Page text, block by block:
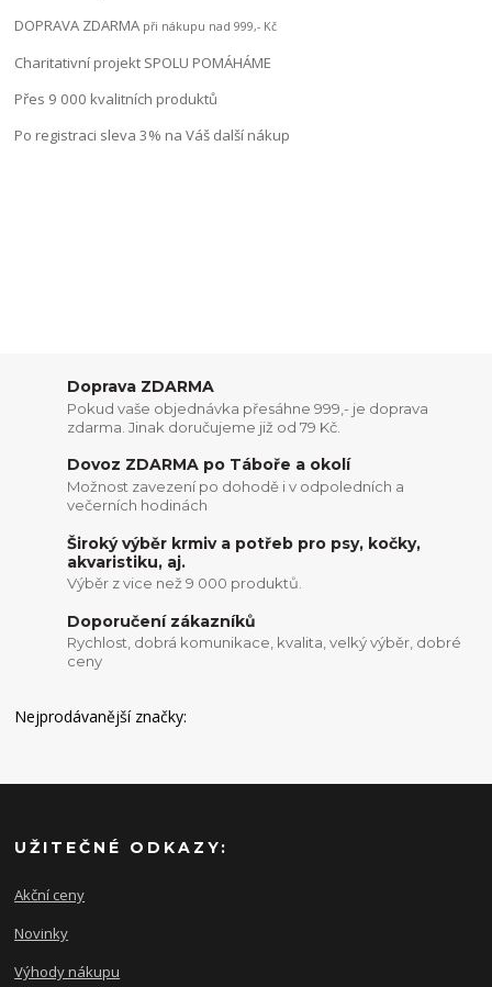
DOPRAVA ZDARMA při nákupu nad 999,- Kč
Charitativní projekt SPOLU POMÁHÁME
Přes 9 000 kvalitních produktů
Po registraci sleva 3% na Váš další nákup
Doprava ZDARMA
Pokud vaše objednávka přesáhne 999,- je doprava
zdarma. Jinak doručujeme již od 79 Kč.
Dovoz ZDARMA po Táboře a okolí
Možnost zavezení po dohodě i v odpoledních a
večerních hodinách
Široký výběr krmiv a potřeb pro psy, kočky,
akvaristiku, aj.
Výběr z vice než 9 000 produktů.
Doporučení zákazníků
Rychlost, dobrá komunikace, kvalita, velký výběr, dobré
ceny
Nejprodávanější značky:
UŽITEČNÉ ODKAZY:
Akční ceny
Novinky
Výhody nákupu